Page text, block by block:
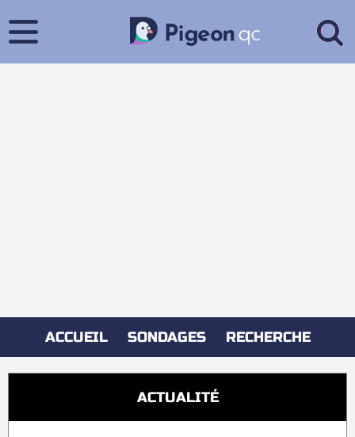
ACCUEIL SONDAGES RECHERCHE
ACTUALITÉ